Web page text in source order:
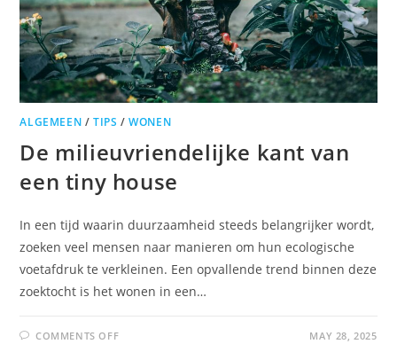
ALGEMEEN /TIPS /WONEN
De milieuvriendelijke kant van
een tiny house
In een tijd waarin duurzaamheid steeds belangrijker wordt,
zoeken veel mensen naar manieren om hun ecologische
voetafdruk te verkleinen. Een opvallende trend binnen deze
zoektocht is het wonen in een…
COMMENTS OFF MAY 28, 2025